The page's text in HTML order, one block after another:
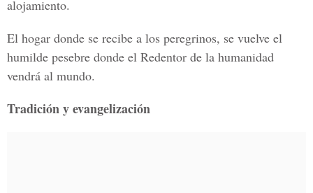
alojamiento.
El hogar donde se recibe a los peregrinos, se vuelve el
humilde pesebre donde el Redentor de la humanidad
vendrá al mundo.
Tradición y evangelización